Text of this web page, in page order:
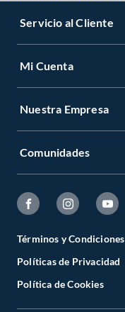
Servicio al Cliente
Mi Cuenta
Nuestra Empresa
Comunidades
Términos y Condiciones
Políticas de Privacidad
Política de Cookies